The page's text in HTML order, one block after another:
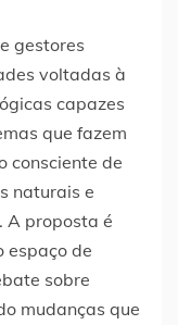
gestores
voltadas à
capazes
que fazem
consciente de
naturais e
A proposta é
espaço de
sobre
mudanças que